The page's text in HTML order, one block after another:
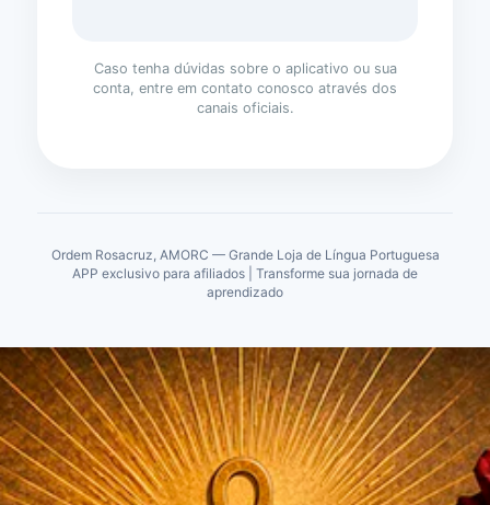
Caso tenha dúvidas sobre o aplicativo ou sua
conta, entre em contato conosco através dos
canais oficiais.
Ordem Rosacruz, AMORC — Grande Loja de Língua Portuguesa
APP exclusivo para afiliados | Transforme sua jornada de
aprendizado